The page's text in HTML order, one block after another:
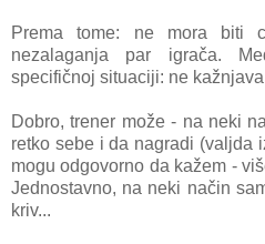
Prema tome: ne mora biti
nezalaganja par igrača.
specifičnoj situaciji: ne
Dobro, trener može - na neki
retko sebe i da nagradi (valjda
mogu odgovorno da kažem -
Jednostavno, na neki način
kriv...